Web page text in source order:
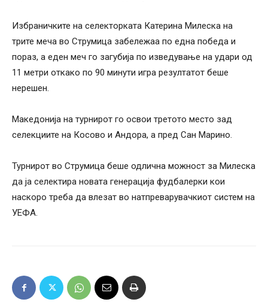
Избраничките на селекторката Катерина Милеска на
трите меча во Струмица забележаa по една победа и
пораз, а еден меч го загубиja по изведување на удари од
11 метри откако по 90 минути игра резултатот беше
нерешен.
Македонија на турнирот го освои третото место зад
селекциите на Косово и Андора, а пред Сан Марино.
Турнирот во Струмица беше одлична можност за Милеска
да ја селектира новата генерација фудбалерки кои
наскоро треба да влезат во натпреварувачкиот систем на
УЕФА.